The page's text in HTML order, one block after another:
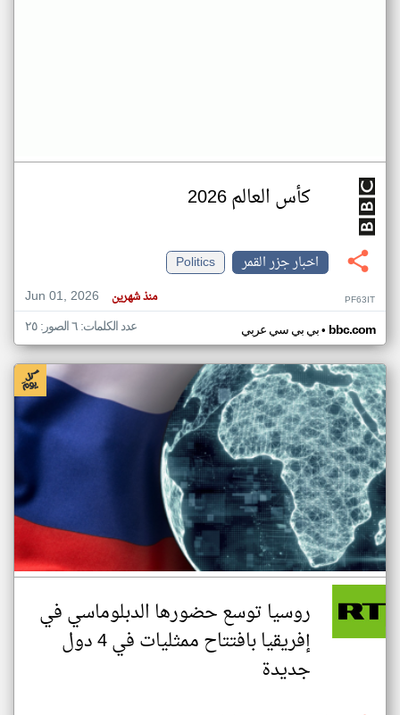
كأس العالم 2026
اخبار جزر القمر
Politics
Jun 01, 2026
منذ شهرين PF63IT
بي بي سي عربي• bbc.com عدد الكلمات: ٦ الصور: ٢٥
روسيا توسع حضورها الدبلوماسي في
إفريقيا بافتتاح ممثليات في 4 دول
جديدة